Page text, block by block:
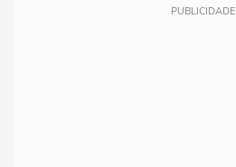
PUBLICIDADE